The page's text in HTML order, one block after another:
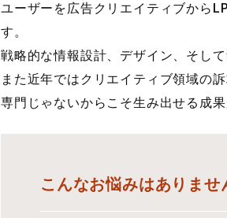
ユーザーを広告クリエイティブから
す。
戦略的な情報設計、デザイン、そし
また近年ではクリエイティブ領域の
専門じゃないからこそ生み出せる成
こんなお悩みはありませ